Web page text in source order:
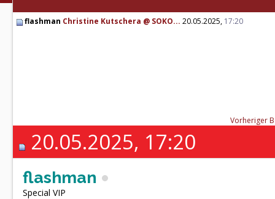
flashman Christine Kutschera @ SOKO... 20.05.2025, 17:20
Vorheriger
20.05.2025, 17:20
flashman
Special VIP